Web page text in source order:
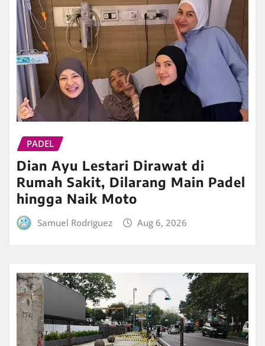
PADEL
Dian Ayu Lestari Dirawat di
Rumah Sakit, Dilarang Main Padel
hingga Naik Moto
Samuel Rodriguez Aug 6, 2026